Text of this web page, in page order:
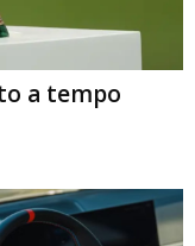
a tempo